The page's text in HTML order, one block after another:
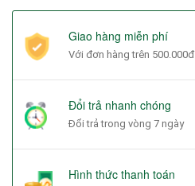
Giao hàng miễn phí
Với đơn hàng trên 500.000đ
Đổi trả nhanh chóng
Đổi trả trong vòng 7 ngày
Hình thức thanh toán